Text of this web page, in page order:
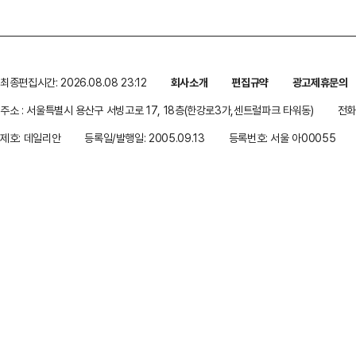
최종편집시간: 2026.08.08 23:12 회사소개 편집규약
광고제휴문의
주소 : 서울특별시 용산구 서빙고로 17, 18층(한강로3가,센트럴파크 타워동)
전
제호: 데일리안
등록일/발행일: 2005.09.13 등록번호: 서울 아00055